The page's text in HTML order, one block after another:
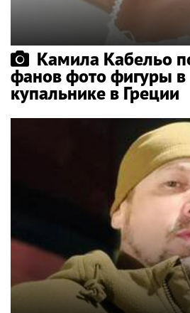
Камила Кабельо
фанов фото фигуры в
купальнике в Греции